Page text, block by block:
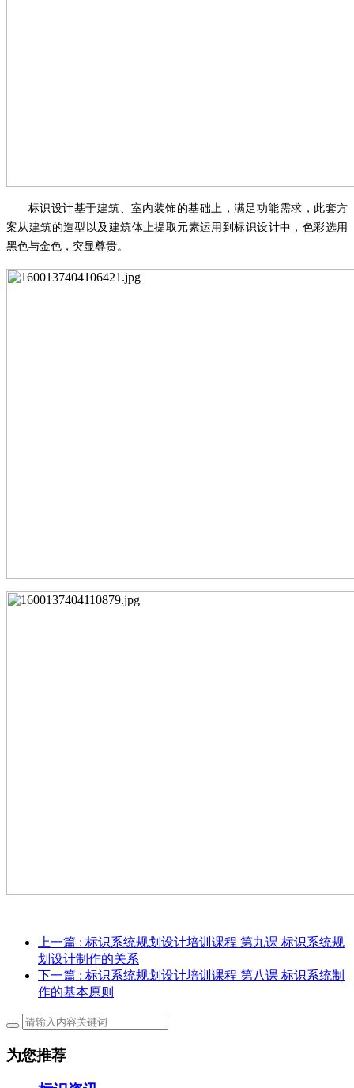
标识设计基于建筑、室内装饰的基础上，满足功能需求，此套方
案从建筑的造型以及建筑体上提取元素运用到标识设计中，色彩选用
黑色与金色，突显尊贵。
上一篇 : 标识系统规划设计培训课程 第九课 标识系统规
划设计制作的关系
下一篇 : 标识系统规划设计培训课程 第八课 标识系统制
作的基本原则
为您推荐